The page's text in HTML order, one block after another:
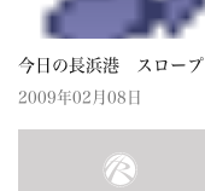
今日の長浜港 スロープ
2009年02月08日